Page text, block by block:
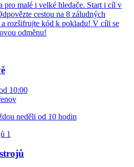
pro malé i velké hledače. Start i cíl v
cestou na 8 záludných
rozšifrujte kód k pokladu! V cíli se
odměnu!
10:00
neděli od 10 hodin